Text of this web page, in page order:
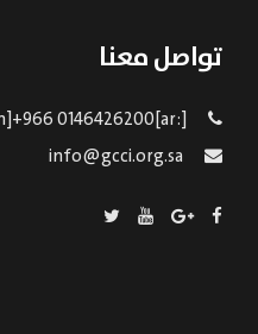
تواصل معنا
[:ar]966146426200+[:en]+966 0146426200[:]